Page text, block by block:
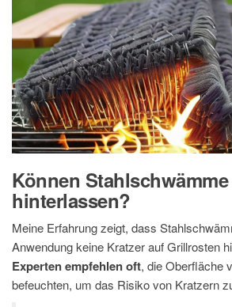
Können
hinterlassen?
Meine Erfahrung zeigt, dass
Anwendung keine Kratzer auf Grillrosten
Experten empfehlen oft, die Oberfläche
befeuchten, um das Risiko von Kratzern